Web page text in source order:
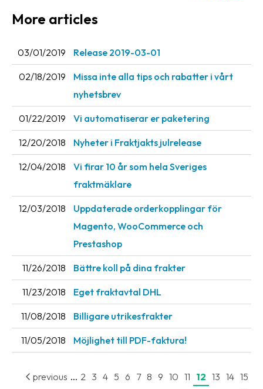
the
About
Fraktjakt
Coworkers
Job
&
career
News
archive
Terms
Terms
and
conditions
Privacy
Prohibited
More articles
03/01/2019 Release 2019-03-01
02/18/2019
Missa inte alla tips och rabatter i vårt
nyhetsbrev
01/22/2019 Vi automatiserar er paketering
12/20/2018 Nyheter i Fraktjakts julrelease
12/04/2018
Vi firar 10 år som hela Sveriges
fraktmäklare
12/03/2018
Uppdaterade orderkopplingar för
Magento, WooCommerce och
Prestashop
11/26/2018 Bättre koll på dina frakter
11/23/2018 Eget fraktavtal DHL
11/08/2018 Billigare utrikesfrakter
11/05/2018 Möjlighet till PDF-faktura!
previous ... 2 3 4 5 6 7 8 9 10 11 12 13 14 15